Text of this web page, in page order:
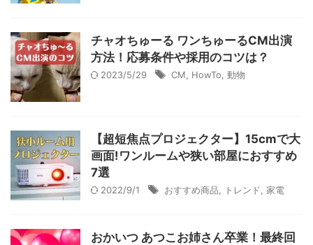
チャオちゅーる ワンちゅーるCM出演
方法！応募条件や採用のコツは？
2023/5/29 CM HowTo 動物
【超短焦点プロジェクター】15cmで大
画面!ワンルームや狭い部屋におすすめ
7選
2022/9/1 おすすめ商品 トレンド 家電
おかいつ あつこお姉さん卒業！最終回